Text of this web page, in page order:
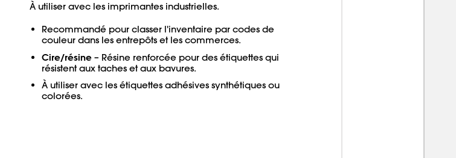
À utiliser avec les imprimantes industrielles.
Recommandé pour classer l'inventaire par codes de
couleur dans les entrepôts et les commerces.
Cire/résine – Résine renforcée pour des étiquettes qui
résistent aux taches et aux bavures.
À utiliser avec les étiquettes adhésives synthétiques ou
colorées.